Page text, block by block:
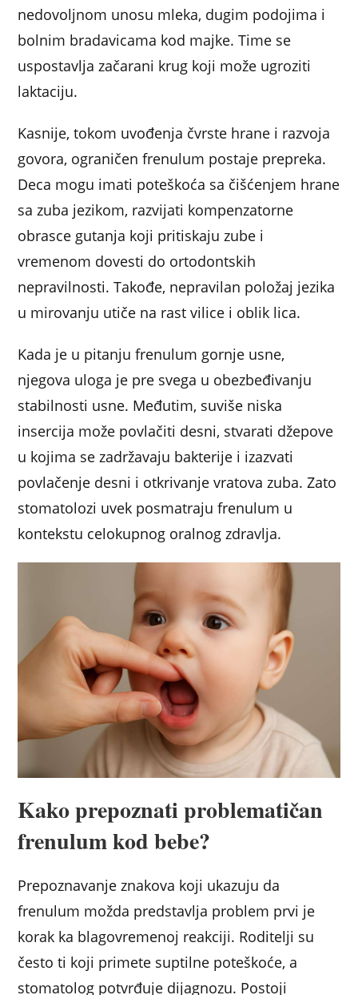
nedovoljnom unosu mleka, dugim podojima i
bolnim bradavicama kod majke. Time se
uspostavlja začarani krug koji može ugroziti
laktaciju.
Kasnije, tokom uvođenja čvrste hrane i razvoja
govora, ograničen frenulum postaje prepreka.
Deca mogu imati poteškoća sa čišćenjem hrane
sa zuba jezikom, razvijati kompenzatorne
obrasce gutanja koji pritiskaju zube i
vremenom dovesti do ortodontskih
nepravilnosti. Takođe, nepravilan položaj jezika
u mirovanju utiče na rast vilice i oblik lica.
Kada je u pitanju frenulum gornje usne,
njegova uloga je pre svega u obezbeđivanju
stabilnosti usne. Međutim, suviše niska
insercija može povlačiti desni, stvarati džepove
u kojima se zadržavaju bakterije i izazvati
povlačenje desni i otkrivanje vratova zuba. Zato
stomatolozi uvek posmatraju frenulum u
kontekstu celokupnog oralnog zdravlja.
Kako prepoznati problematičan
frenulum kod bebe?
Prepoznavanje znakova koji ukazuju da
frenulum možda predstavlja problem prvi je
korak ka blagovremenoj reakciji. Roditelji su
često ti koji primete suptilne poteškoće, a
stomatolog potvrđuje dijagnozu. Postoji